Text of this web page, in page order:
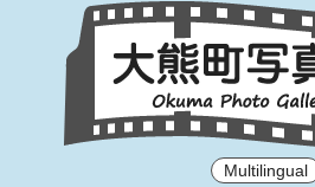
Multilingual